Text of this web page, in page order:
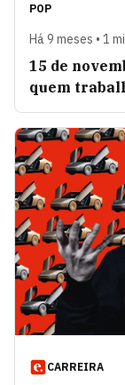
POP
Há 9 meses • 1
15 de
quem
CARREIRA